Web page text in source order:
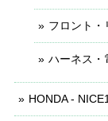
フロント・
ハーネス・
HONDA -